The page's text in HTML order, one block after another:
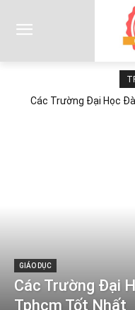
Các Trường Đại Học
GIÁO DỤC
Các Trường Đại
Tphcm Tốt Nhất